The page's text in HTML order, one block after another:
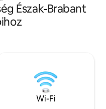
a
kényelemre, a
kikapcsolódásra
kerestek, akár
szökni, ez a hely
Észak-Brabant
Wi-Fi